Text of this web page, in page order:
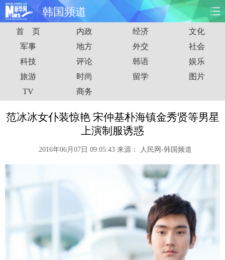
韩国频道
首页 时政 国际 财经
娱乐 体育 人事 教育
时尚 思客
港澳 台湾 华人 汽车
能源 房产
彩票 食品
旅游
军事 无人机
富媒体 摄影 新华广播
首 页 内政 经济
文化
军事
地方 外交
社会
科技
评论 韩语
娱乐
旅游
时尚 留学
图片
TV
商务
范冰冰女仆装惊艳 宋仲基朴海镇金秀贤等男星
上演制服诱惑
2016年06月07日 09:05:43 来源： 人民网-韩国频道